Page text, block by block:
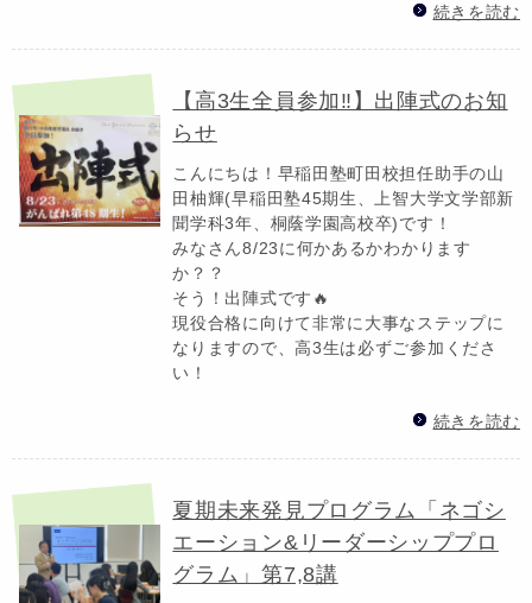
続きを読む
【高3生全員参加‼】出陣式のお知
らせ
こんにちは！早稲田塾町田校担任助手の山
田柚輝(早稲田塾45期生、上智大学文学部新
聞学科3年、桐蔭学園高校卒)です！
みなさん8/23に何かあるかわかります
か？？
そう！出陣式です🔥
現役合格に向けて非常に大事なステップに
なりますので、高3生は必ずご参加くださ
い！
続きを読む
夏期未来発見プログラム「ネゴシ
エーション&リーダーシッププロ
グラム」第7,8講